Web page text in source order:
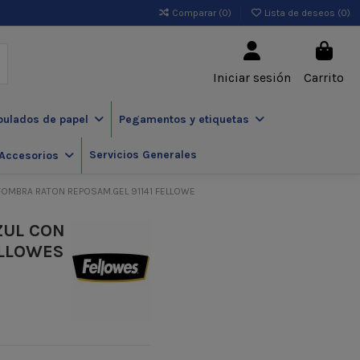
Comparar (0) Lista de deseos (0)
Iniciar sesión Carrito
de papel Pegamentos y etiquetas
Servicios Generales
RATON REPOSAM.GEL 91141 FELLOWE
CON